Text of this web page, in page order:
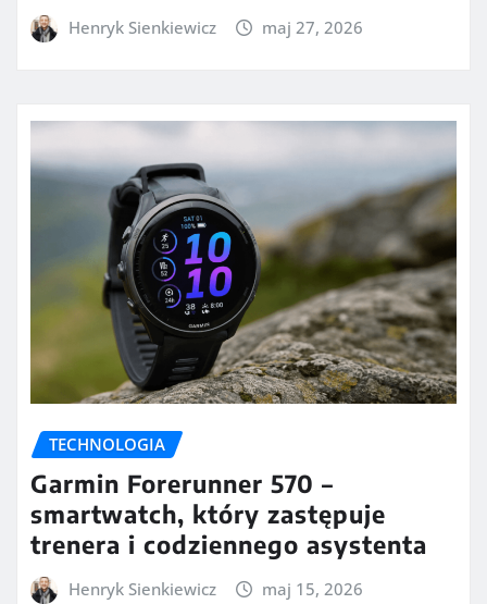
Henryk Sienkiewicz maj 27, 2026
TECHNOLOGIA
Garmin Forerunner 570 –
smartwatch, który zastępuje
trenera i codziennego asystenta
Henryk Sienkiewicz maj 15, 2026